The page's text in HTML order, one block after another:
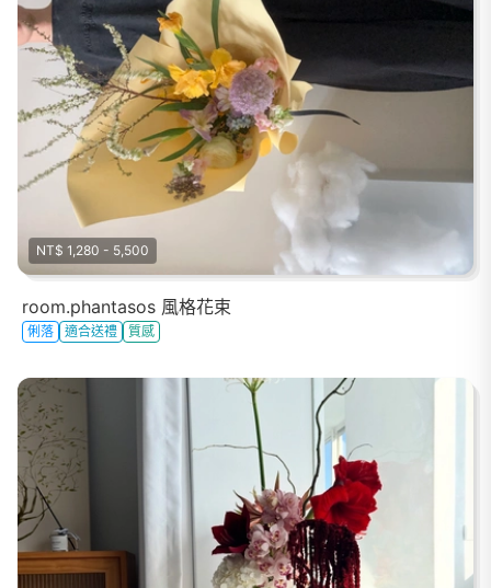
NT$ 1,280 - 5,500
room.phantasos 風格花束
俐落 適合送禮 質感